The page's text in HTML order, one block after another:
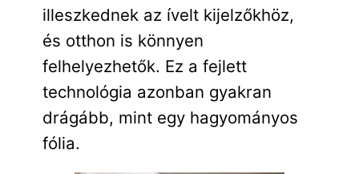
illeszkednek az ívelt kijelzőkhöz,
és otthon is könnyen
felhelyezhetők. Ez a fejlett
technológia azonban gyakran
drágább, mint egy hagyományos
fólia.